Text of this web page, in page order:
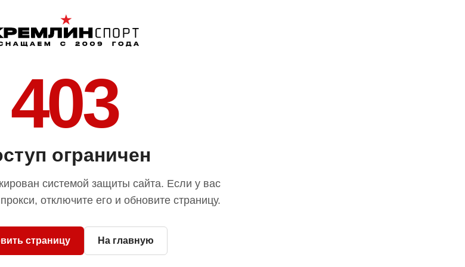
403
ограничен
системой защиты сайта. Если у вас
отключите его и обновите страницу.
страницу На главную